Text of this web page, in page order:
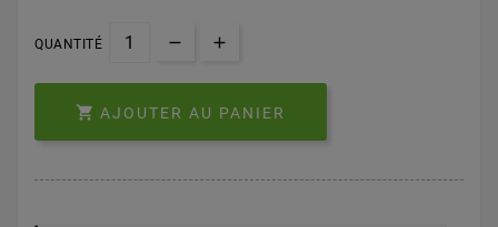
QUANTITÉ
 AJOUTER AU PANIER